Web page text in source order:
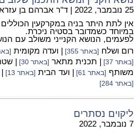
25 נובמבר, 2022 | ד"ר אברהם בן
אין לתת היתר בניה במקרקעין הכוללים
במיוחד כשמדובר בסטיה ניכרת.
לפעמים, הנושא הקנייני משולב עם
רום ושלח [באתר 355] | ועדה מקומית
[באתר 37] | תכנית מתאר [באתר 30] |
משותף [באתר 61] | ועד הבית [באתר 13]
[באתר 284]
ליקוים נסתרים
7 נובמבר, 2022